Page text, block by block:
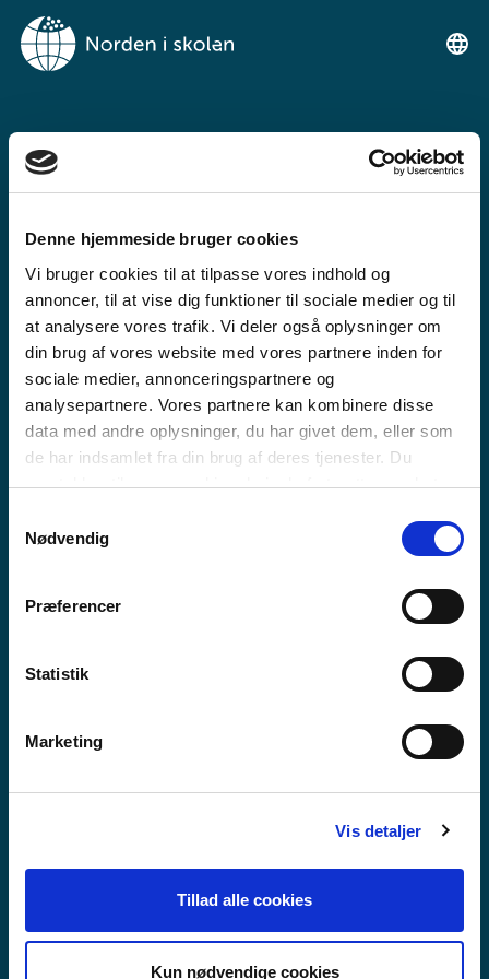
Denne hjemmeside bruger cookies
Vi bruger cookies til at tilpasse vores indhold og
annoncer, til at vise dig funktioner til sociale medier og til
at analysere vores trafik. Vi deler også oplysninger om
din brug af vores website med vores partnere inden for
sociale medier, annonceringspartnere og
analysepartnere. Vores partnere kan kombinere disse
data med andre oplysninger, du har givet dem, eller som
de har indsamlet fra din brug af deres tjenester. Du
samtykker til vores cookies, hvis du fortsætter med at
Nødvendig
Præferencer
Statistik
Marketing
Vis detaljer
Tillad alle cookies
Kun nødvendige cookies
VELKOMMEN TIL
NORDEN I SKOLEN
Ein gratis undervisningsplattform for
grunnskulen og den vidaregåande skule
GRUNNSKULE
VIDAREGÅANDE SKULE